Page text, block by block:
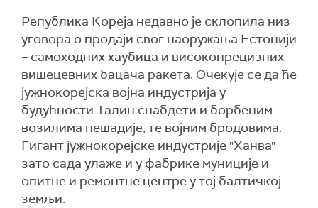
Република Кореја недавно је склопила низ
уговора о продаји свог наоружања Естонији
– самоходних хаубица и високопрецизних
вишецевних бацача ракета. Очекује се да ће
јужнокорејска војна индустрија у
будућности Талин снабдети и борбеним
возилима пешадије, те војним бродовима.
Гигант јужнокорејске индустрије "Ханва"
зато сада улаже и у фабрике муниције и
опитне и ремонтне центре у тој балтичкој
земљи.